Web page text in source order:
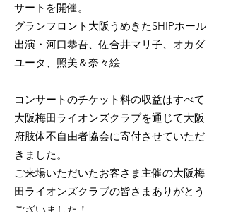
サートを開催。
グランフロント大阪うめきたSHIPホール
出演・河口恭吾、佐合井マリ子、オカダ
ユータ、照美＆奈々絵
コンサートのチケット料の収益はすべて
大阪梅田ライオンズクラブを通じて大阪
府肢体不自由者協会に寄付させていただ
きました。
ご来場いただいたお客さま主催の大阪梅
田ライオンズクラブの皆さまありがとう